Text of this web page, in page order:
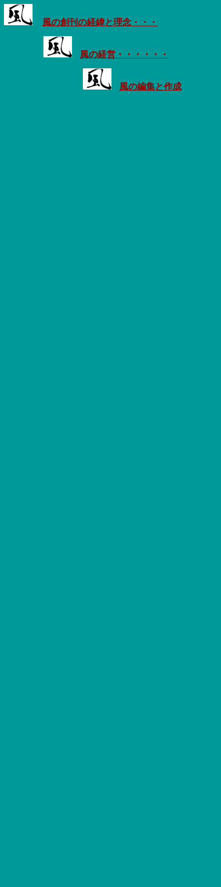
風の創刊の経緯と理念・・・
風の経営・・・・・・
風の編集と作成